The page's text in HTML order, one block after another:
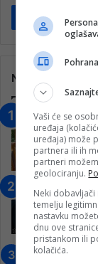
Pročitaj više
Najčitanije
Vaši će se
uređaja
uređaja) može
partnera ili ih
partneri
geolociranju.
Neki
temelju
nastavku
dnu ove
pristankom ili
kolačića.